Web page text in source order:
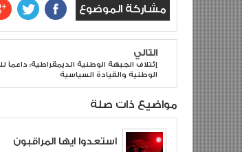
مشاركة الموضوع
التالي
إئتلاف الجبهة الوطنية الديمقراطية:
الوطنية والقيادة السياسية
مواضيع ذات صلة
استعدوا ايها المراقبون